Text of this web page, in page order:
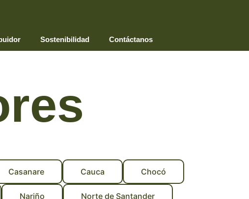
Sostenibilidad Contáctanos
Casanare Cauca Chocó
Nariño Norte de Santander